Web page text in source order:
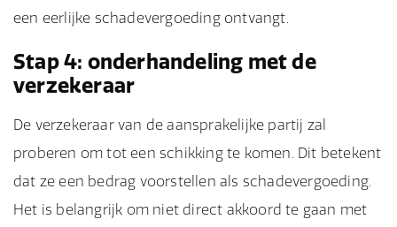
een eerlijke schadevergoeding ontvangt.
Stap 4: onderhandeling met de
verzekeraar
De verzekeraar van de aansprakelijke partij zal
proberen om tot een schikking te komen. Dit betekent
dat ze een bedrag voorstellen als schadevergoeding.
Het is belangrijk om niet direct akkoord te gaan met